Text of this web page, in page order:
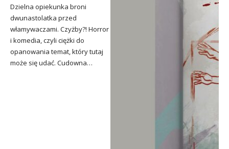
Dzielna opiekunka broni
dwunastolatka przed
włamywaczami. Czyżby?! Horror
i komedia, czyli ciężki do
opanowania temat, który tutaj
może się udać. Cudowna…